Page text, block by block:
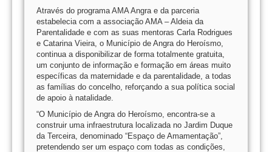
Através do programa AMA Angra e da parceria
estabelecia com a associação AMA – Aldeia da
Parentalidade e com as suas mentoras Carla Rodrigues
e Catarina Vieira, o Município de Angra do Heroísmo,
continua a disponibilizar de forma totalmente gratuita,
um conjunto de informação e formação em áreas muito
específicas da maternidade e da parentalidade, a todas
as famílias do concelho, reforçando a sua política social
de apoio à natalidade.
“O Município de Angra do Heroísmo, encontra-se a
construir uma infraestrutura localizada no Jardim Duque
da Terceira, denominado “Espaço de Amamentação”,
pretendendo ser um espaço com todas as condições,